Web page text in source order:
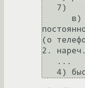
(о
2. нареч.